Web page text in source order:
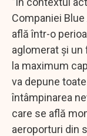
Companiei
află într-o
aglomerat şi
la maximum
va depune
întâmpinarea
care se află
aeroporturi din